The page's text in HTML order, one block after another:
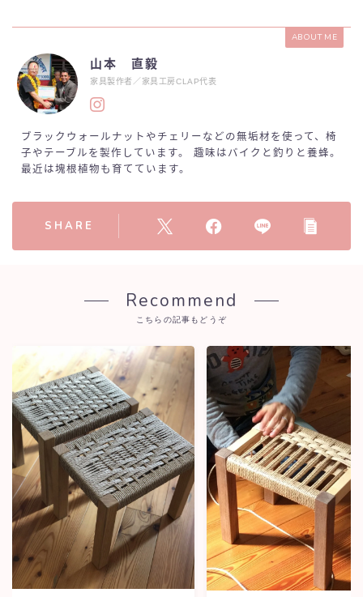
ABOUT ME
山本 直毅
家具製作者／家具工房CLAP代表
ブラックウォールナットやチェリーなどの無垢材を使って、椅
子やテーブルを製作しています。 趣味はバイクと釣りと養蜂。
最近は塊根植物も育てています。
SHARE
Recommend
こちらの記事もどうぞ